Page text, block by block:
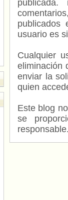
usuario es
Cualquier
eliminación
enviar la
quien
Este blog
se